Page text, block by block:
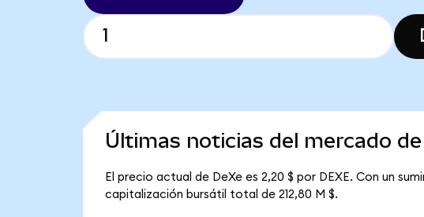
Últimas noticias del mercado de
El precio actual de DeXe es 2,20 $ por DEXE. Con un
capitalización bursátil total de 212,80 M $.